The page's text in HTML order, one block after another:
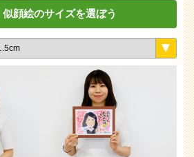
似顔絵のサイズを選ぼう